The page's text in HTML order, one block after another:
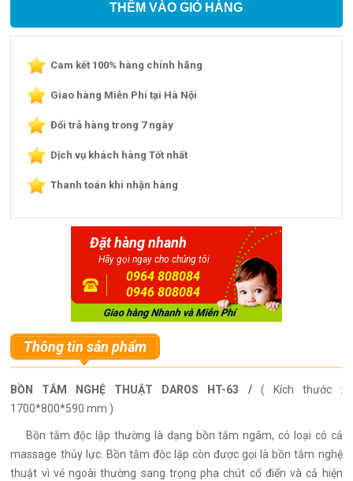
THÊM VÀO GIỎ HÀNG
Cam kết 100% hàng chính hãng
Giao hàng Miễn Phí tại Hà Nội
Đổi trả hàng trong 7 ngày
Dịch vụ khách hàng Tốt nhất
Thanh toán khi nhận hàng
Đặt hàng nhanh
Hãy gọi ngay cho chúng tôi
0964 808084
0946 808084
Thông tin sản phẩm
BỒN TẮM NGHỆ THUẬT DAROS HT-63 / ( Kích thước :
1700*800*590 mm )
Bồn tắm độc lập thường là dạng bồn tắm ngâm, có loại có cả
massage thủy lực. Bồn tắm độc lập còn được gọi là bồn tắm nghệ
thuật vì vẻ ngoài thường sang trọng pha chút cổ điển và cả hiện